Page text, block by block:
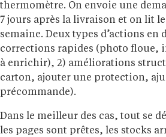
thermomètre. On envoie une
7 jours après la livraison et on lit
semaine. Deux types d’actions en
corrections rapides (photo floue,
à enrichir), 2) améliorations
carton, ajouter une protection,
précommande).
Dans le meilleur des cas, tout se
les pages sont prêtes, les stocks